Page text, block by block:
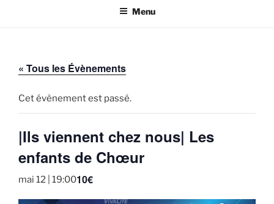
Menu
« Tous les Évènements
Cet évènement est passé.
|Ils viennent chez nous| Les
enfants de Chœur
mai 12 | 19:0010€